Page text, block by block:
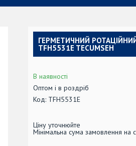
ГЕРМЕТИЧНИЙ
TFH5531E TECUMSEH
В наявності
Оптом і в роздріб
Код: TFH5531E
Ціну уточнюйте
Мінімальна сума замовлення на